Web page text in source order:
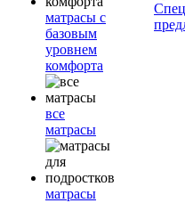
матрасы с
базовым
уровнем
комфорта
все
матрасы
матрасы